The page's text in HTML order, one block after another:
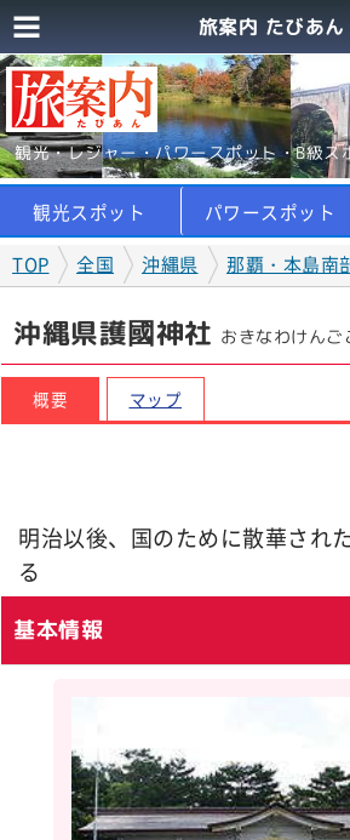
旅案内 たびあん
観光・レジャー・パワースポット・B級ス
観光スポット パワースポット
TOP
全国 沖縄県 那覇・本島南
沖縄県護國神社 おきなわけんご
概要 マップ
明治以後、国のために散華され
る
基本情報